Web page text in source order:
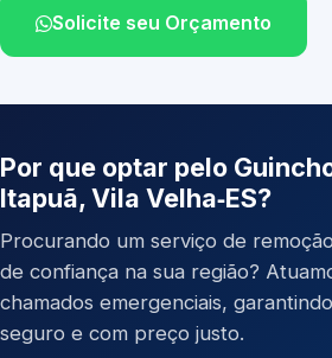
Solicite seu Orçamento
Por que optar pelo
Itapuã, Vila Velha‑ES?
Procurando um serviço de
de confiança na sua região?
chamados emergenciais,
seguro e com preço justo.